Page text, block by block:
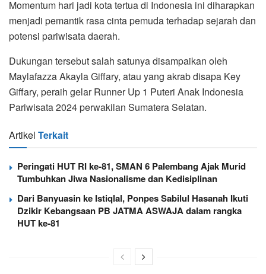
Momentum hari jadi kota tertua di Indonesia ini diharapkan
menjadi pemantik rasa cinta pemuda terhadap sejarah dan
potensi pariwisata daerah.
Dukungan tersebut salah satunya disampaikan oleh
Maylafazza Akayla Giffary, atau yang akrab disapa Key
Giffary, peraih gelar Runner Up 1 Puteri Anak Indonesia
Pariwisata 2024 perwakilan Sumatera Selatan.
Artikel Terkait
Peringati HUT RI ke-81, SMAN 6 Palembang Ajak Murid
Tumbuhkan Jiwa Nasionalisme dan Kedisiplinan
Dari Banyuasin ke Istiqlal, Ponpes Sabilul Hasanah Ikuti
Dzikir Kebangsaan PB JATMA ASWAJA dalam rangka
HUT ke-81